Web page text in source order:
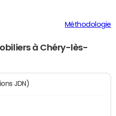
Méthodologie
à Chéry-lès-
JDN)